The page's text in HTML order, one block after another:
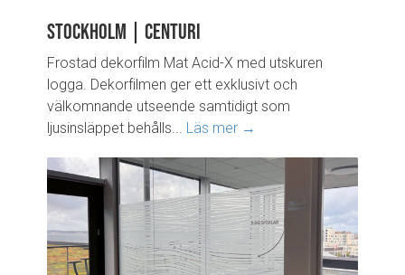
Stockholm | Centuri
Frostad dekorfilm Mat Acid-X med utskuren
logga. Dekorfilmen ger ett exklusivt och
välkomnande utseende samtidigt som
ljusinsläppet behålls... Läs mer →